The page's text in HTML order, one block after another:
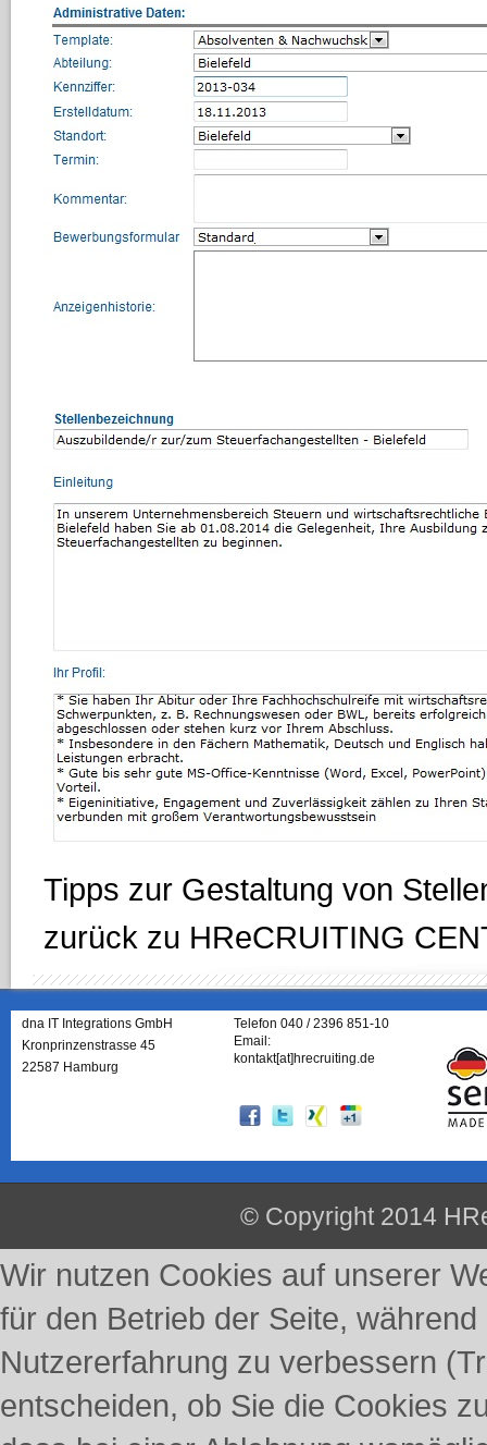
Tipps zur Gestaltung von
zurück zu HReCRUITING
dna IT Integrations GmbH
Kronprinzenstrasse 45
22587 Hamburg
Telefon 040 / 2396 851-10
Email:
kontakt[at]hrecruiting.de
© Copyright 2014
Wir nutzen Cookies auf unserer
für den Betrieb der Seite,
Nutzererfahrung zu verbessern
entscheiden, ob Sie die Cookies